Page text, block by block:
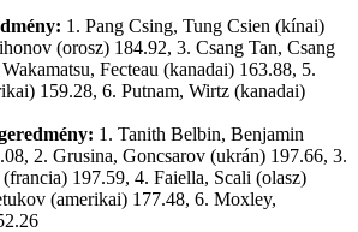
1. Pang Csing, Tung Csien (kínai)
(orosz) 184.92, 3. Csang Tan, Csang
Fecteau (kanadai) 163.88, 5.
159.28, 6. Putnam, Wirtz (kanadai)
1. Tanith Belbin, Benjamin
2. Grusina, Goncsarov (ukrán) 197.66, 3.
197.59, 4. Faiella, Scali (olasz)
(amerikai) 177.48, 6. Moxley,